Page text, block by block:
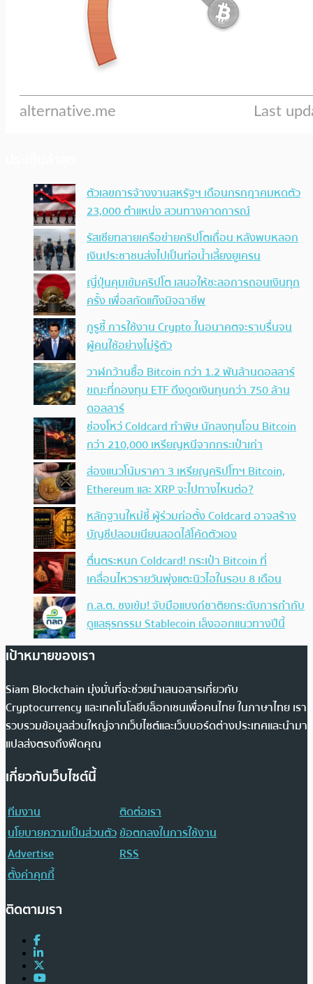
ตัวเลขการจ้างงานสหรัฐฯ เดือนกรกฎาคมหดตัว
23,000 ตำแหน่ง สวนทางคาดการณ์
รัสเซียทลายเครือข่ายคริปโตเถื่อน หลังพบหลอก
เงินประชาชนส่งไปเป็นท่อน้ำเลี้ยงยูเครน
ญี่ปุ่นคุมเข้มคริปโต เสนอให้ชะลอการถอนเงินทุก
ครั้ง เพื่อสกัดแก๊งมิจฉาชีพ
กูรูชี้ การใช้งาน Crypto ในอนาคตจะราบรื่นจน
ผู้คนใช้อย่างไม่รู้ตัว
วาฬกว้านซื้อ Bitcoin กว่า 1.2 พันล้านดอลลาร์
ขณะที่กองทุน ETF ดึงดูดเงินทุนกว่า 750 ล้าน
ดอลลาร์
ช่องโหว่ Coldcard ทำพิษ นักลงทุนโอน Bitcoin
กว่า 210,000 เหรียญหนีจากกระเป๋าเก่า
ส่องแนวโน้มราคา 3 เหรียญคริปโทฯ Bitcoin,
Ethereum และ XRP จะไปทางไหนต่อ?
หลักฐานใหม่ชี้ ผู้ร่วมก่อตั้ง Coldcard อาจสร้าง
บัญชีปลอมเนียนสอดไส้โค้ดตัวเอง
ตื่นตระหนก Coldcard! กระเป๋า Bitcoin ที่
เคลื่อนไหวรายวันพุ่งแตะนิวไฮในรอบ 8 เดือน
ก.ล.ต. ชงเข้ม! จับมือแบงก์ชาติยกระดับการกำกับ
ดูแลธุรกรรม Stablecoin เล็งออกแนวทางปีนี้
เป้าหมายของเรา
Siam Blockchain มุ่งมั่นที่จะช่วยนำเสนอสารเกี่ยวกับ
Cryptocurrency และเทคโนโลยีบล็อกเชนเพื่อคนไทย ในภาษาไทย เรา
รวบรวมข้อมูลส่วนใหญ่จากเว็บไซต์และเว็บบอร์ดต่างประเทศและนำมา
แปลส่งตรงถึงฟีดคุณ
เกี่ยวกับเว็บไซต์นี้
ทีมงาน
ติดต่อเรา
นโยบายความเป็นส่วนตัวข้อตกลงในการใช้งาน
Advertise
RSS
ตั้งค่าคุกกี้
ติดตามเรา